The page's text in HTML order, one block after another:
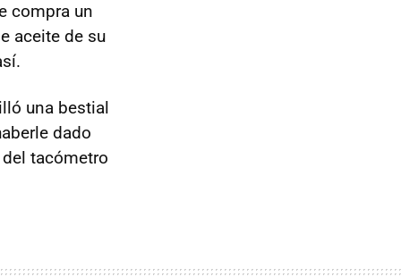
compra un
aceite de su
una bestial
dado
tacómetro